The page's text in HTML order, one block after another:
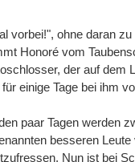
vorbei!", ohne daran
Honoré vom
der auf dem
einige Tage bei ihm
paar Tagen werden
besseren
Nun ist bei